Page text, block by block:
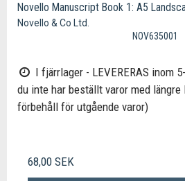
Novello Manuscript Book 1: A5
Novello & Co Ltd.
NOV635001
I fjärrlager - LEVERERAS inom
du inte har beställt varor med
förbehåll för utgående varor)
68,00 SEK